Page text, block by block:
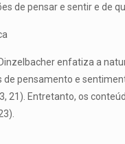
de pensar e sentir e de
enfatiza a
de pensamento e
21). Entretanto, os